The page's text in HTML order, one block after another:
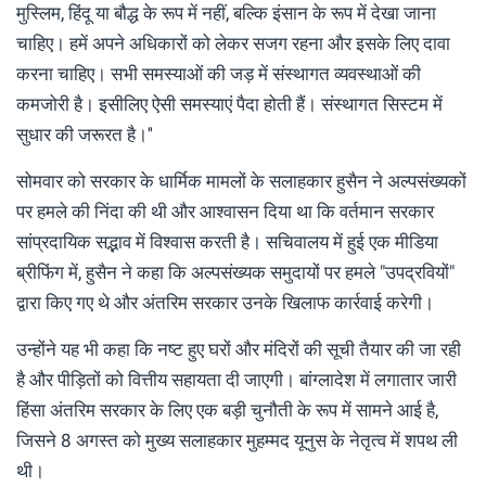
मुस्लिम, हिंदू या बौद्ध के रूप में नहीं, बल्कि इंसान के रूप में देखा जाना
चाहिए। हमें अपने अधिकारों को लेकर सजग रहना और इसके लिए दावा
करना चाहिए। सभी समस्याओं की जड़ में संस्थागत व्यवस्थाओं की
कमजोरी है। इसीलिए ऐसी समस्याएं पैदा होती हैं। संस्थागत सिस्टम में
सुधार की जरूरत है।''
सोमवार को सरकार के धार्मिक मामलों के सलाहकार हुसैन ने अल्पसंख्यकों
पर हमले की निंदा की थी और आश्वासन दिया था कि वर्तमान सरकार
सांप्रदायिक सद्भाव में विश्वास करती है। सचिवालय में हुई एक मीडिया
ब्रीफिंग में, हुसैन ने कहा कि अल्पसंख्यक समुदायों पर हमले "उपद्रवियों"
द्वारा किए गए थे और अंतरिम सरकार उनके खिलाफ कार्रवाई करेगी।
उन्होंने यह भी कहा कि नष्ट हुए घरों और मंदिरों की सूची तैयार की जा रही
है और पीड़ितों को वित्तीय सहायता दी जाएगी। बांग्लादेश में लगातार जारी
हिंसा अंतरिम सरकार के लिए एक बड़ी चुनौती के रूप में सामने आई है,
जिसने 8 अगस्त को मुख्य सलाहकार मुहम्मद यूनुस के नेतृत्व में शपथ ली
थी।